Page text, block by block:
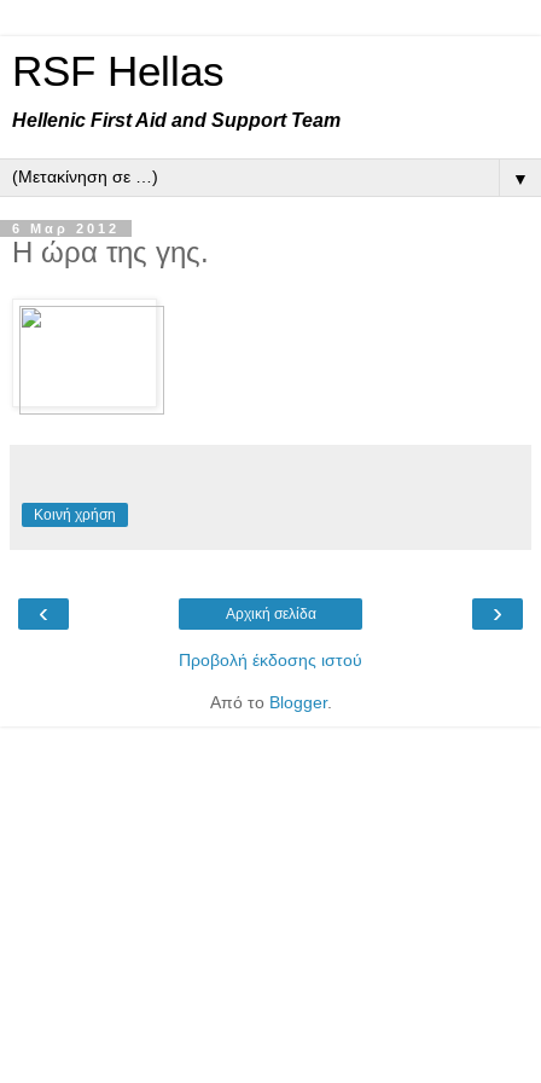
RSF Hellas
Hellenic First Aid and Support Team
▼
6 Μαρ 2012
Η ώρα της γης.
Κοινή χρήση
‹ ›
Αρχική σελίδα
Προβολή έκδοσης ιστού
Από το Blogger.